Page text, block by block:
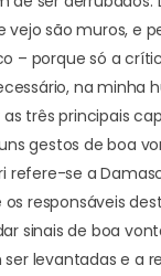
vejo são muros, e
– porque só a
na minha
três principais
gestos de boa
refere-se a
os responsáveis
sinais de boa
ser levantadas e a